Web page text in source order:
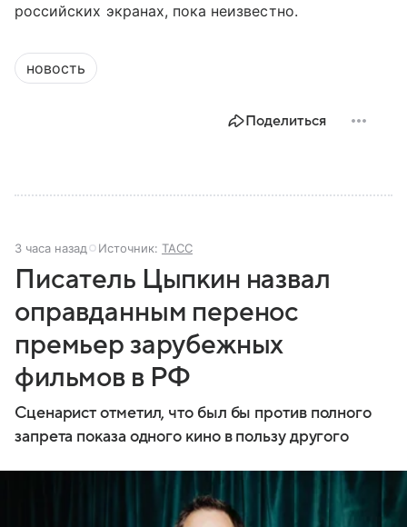
российских экранах, пока неизвестно.
новость
Поделиться
3 часа назад Источник: ТАСС
Писатель Цыпкин назвал
оправданным перенос
премьер зарубежных
фильмов в РФ
Сценарист отметил, что был бы против полного
запрета показа одного кино в пользу другого